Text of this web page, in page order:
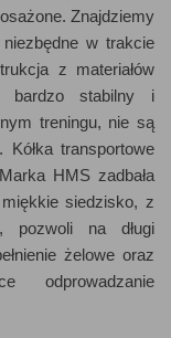
Znajdziemy
w trakcie
z materiałów
bardzo stabilny i
treningu, nie są
transportowe
HMS zadbała
siedzisko, z
pozwoli na długi
żelowe oraz
odprowadzanie